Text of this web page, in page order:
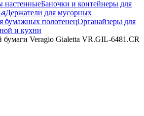
настенныеБаночки и контейнеры для
Держатели для мусорных
бумажных полотенецОрганайзеры для
и кухни
бумаги Veragio Gialetta VR.GIL-6481.CR